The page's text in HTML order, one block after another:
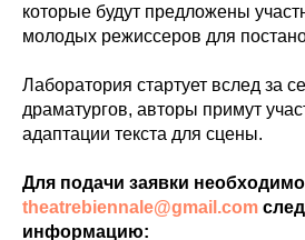
которые будут предложены
молодых режиссеров для
Лаборатория стартует вслед за
драматургов, авторы примут
адаптации текста для сцены.
Для подачи заявки
theatrebiennale@gmail.com
информацию: